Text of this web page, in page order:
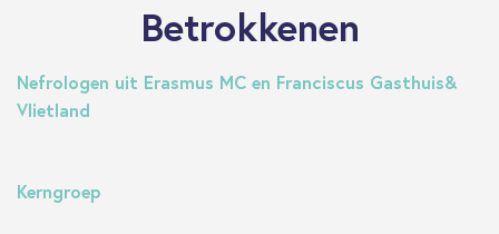
Betrokkenen
Nefrologen uit Erasmus MC en Franciscus Gasthuis&
Vlietland
Kerngroep